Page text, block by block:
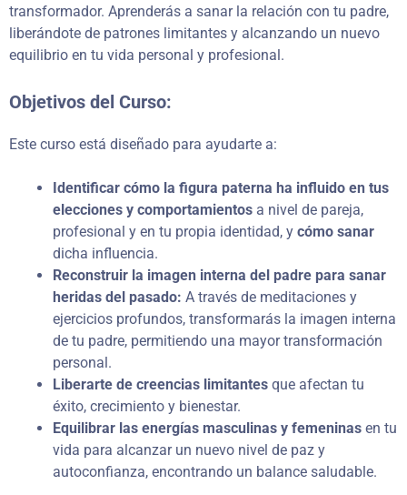
transformador. Aprenderás a sanar la relación con tu padre,
liberándote de patrones limitantes y alcanzando un nuevo
equilibrio en tu vida personal y profesional.
Objetivos del Curso:
Este curso está diseñado para ayudarte a:
Identificar cómo la figura paterna ha influido en tus
elecciones y comportamientos a nivel de pareja,
profesional y en tu propia identidad, y cómo sanar
dicha influencia.
Reconstruir la imagen interna del padre para sanar
heridas del pasado: A través de meditaciones y
ejercicios profundos, transformarás la imagen interna
de tu padre, permitiendo una mayor transformación
personal.
Liberarte de creencias limitantes que afectan tu
éxito, crecimiento y bienestar.
Equilibrar las energías masculinas y femeninas en tu
vida para alcanzar un nuevo nivel de paz y
autoconfianza, encontrando un balance saludable.